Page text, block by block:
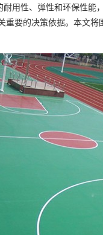
耐用性、弹性和环保性能
要的决策依据。本文